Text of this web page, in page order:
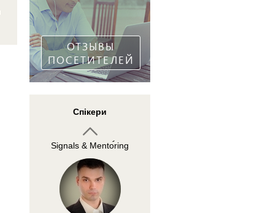
ОТЗЫВЫ
ПОСЕТИТЕЛЕЙ
Спікери
Спенсер Ли
Миллионер, инвестор
и трейдер
Рыбаков Владимир
Основатель клуба
Signals & Mentoring